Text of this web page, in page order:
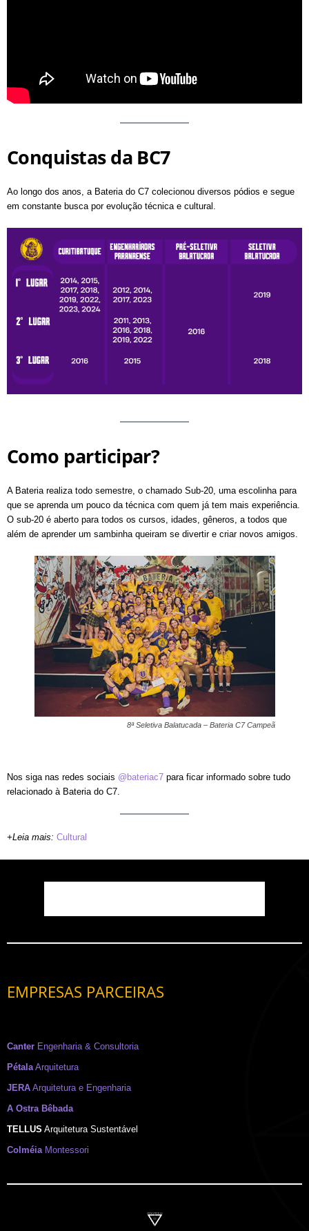
Conquistas da BC7
Ao longo dos anos, a Bateria do C7 colecionou diversos pódios e segue
em constante busca por evolução técnica e cultural.
Como participar?
A Bateria realiza todo semestre, o chamado Sub-20, uma escolinha para
que se aprenda um pouco da técnica com quem já tem mais experiência.
O sub-20 é aberto para todos os cursos, idades, gêneros, a todos que
além de aprender um sambinha queiram se divertir e criar novos amigos.
8ª Seletiva Balatucada – Bateria C7 Campeã
Nos siga nas redes sociais @bateriac7 para ficar informado sobre tudo
relacionado à Bateria do C7.
+Leia mais: Cultural
EMPRESAS PARCEIRAS
Canter Engenharia & Consultoria
Pétala Arquitetura
JERA Arquitetura e Engenharia
A Ostra Bêbada
TELLUS Arquitetura Sustentável
Colméia Montessori